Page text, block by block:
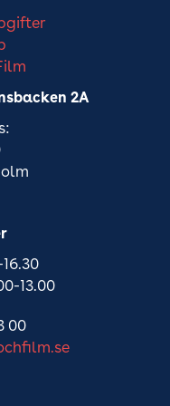
2A
13.00
00